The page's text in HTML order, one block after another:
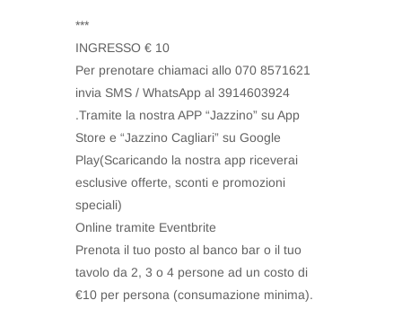
***
INGRESSO € 10
Per prenotare chiamaci allo 070 8571621
invia SMS / WhatsApp al 3914603924
.Tramite la nostra APP “Jazzino” su App
Store e “Jazzino Cagliari” su Google
Play(Scaricando la nostra app riceverai
esclusive offerte, sconti e promozioni
speciali)
Online tramite Eventbrite
Prenota il tuo posto al banco bar o il tuo
tavolo da 2, 3 o 4 persone ad un costo di
€10 per persona (consumazione minima).